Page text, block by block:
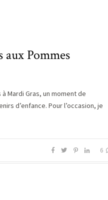
aux Pommes
Mardi Gras, un moment de
d’enfance. Pour l’occasion, je
6